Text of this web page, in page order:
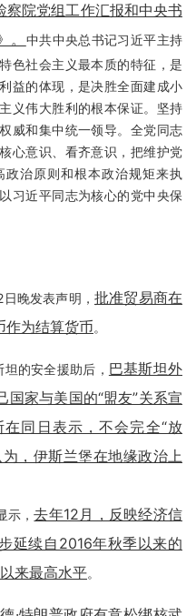
院党组工作汇报和中央书
中共中央总书记习近平主持
色社会主义最本质的特征，是
益的体现，是决胜全面建成小
义伟大胜利的根本保证。坚持
威和集中统一领导。全党同志
心意识、看齐意识，把维护党
治原则和根本政治规矩来执
习近平同志为核心的党中央保
晚发表声明， 批准贸易商在
作为结算货币。
的安全援助后， 巴基斯坦外
家与美国的“盟友”关系宣
同日表示，不会完全“放
，伊斯兰堡在地缘政治上
示，去年12月，反映经济信
延续自2016年秋季以来的
来最高水平。